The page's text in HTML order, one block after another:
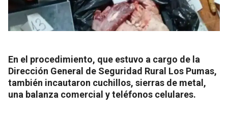
En el procedimiento, que estuvo a cargo de la
Dirección General de Seguridad Rural Los Pumas,
también incautaron cuchillos, sierras de metal,
una balanza comercial y teléfonos celulares.